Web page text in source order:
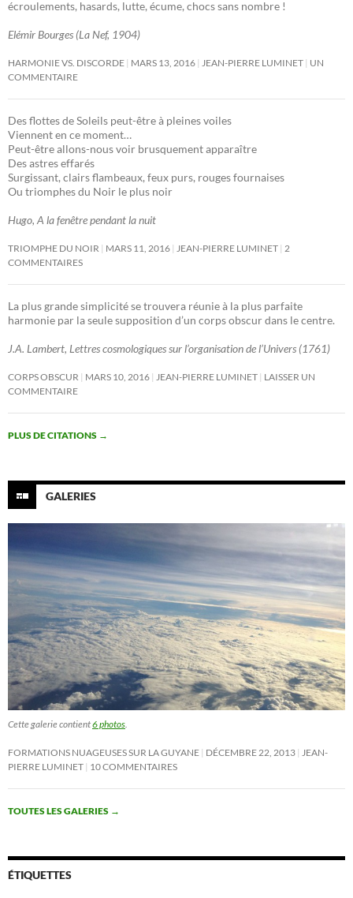
écroulements, hasards, lutte, écume, chocs sans nombre !
Elémir Bourges (La Nef, 1904)
HARMONIE VS. DISCORDE MARS 13, 2016 JEAN-PIERRE LUMINET UN
COMMENTAIRE
Des flottes de Soleils peut-être à pleines voiles
Viennent en ce moment…
Peut-être allons-nous voir brusquement apparaître
Des astres effarés
Surgissant, clairs flambeaux, feux purs, rouges fournaises
Ou triomphes du Noir le plus noir
Hugo, A la fenêtre pendant la nuit
TRIOMPHE DU NOIR MARS 11, 2016 JEAN-PIERRE LUMINET 2
COMMENTAIRES
La plus grande simplicité se trouvera réunie à la plus parfaite
harmonie par la seule supposition d’un corps obscur dans le centre.
J.A. Lambert, Lettres cosmologiques sur l’organisation de l’Univers (1761)
CORPS OBSCUR MARS 10, 2016 JEAN-PIERRE LUMINET LAISSER UN
COMMENTAIRE
PLUS DE CITATIONS →
GALERIES
Cette galerie contient6 photos
FORMATIONS NUAGEUSES SUR LA GUYANE DÉCEMBRE 22, 2013
JEAN-
PIERRE LUMINET 10 COMMENTAIRES
TOUTES LES GALERIES →
ÉTIQUETTES